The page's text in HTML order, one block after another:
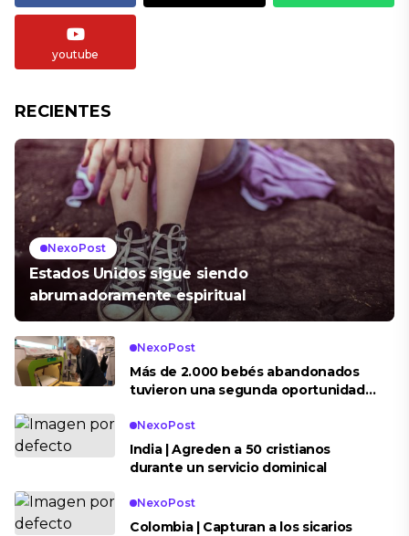
youtube
RECIENTES
NexoPost
Estados Unidos sigue siendo
abrumadoramente espiritual
NexoPost
Más de 2.000 bebés abandonados
tuvieron una segunda oportunidad
NexoPost
India | Agreden a 50 cristianos
durante un servicio dominical
NexoPost
Colombia | Capturan a los sicarios